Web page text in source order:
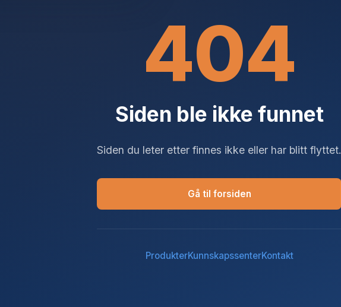
404
Siden ble ikke funnet
Siden du leter etter finnes ikke eller har blitt flyttet.
Gå til forsiden
ProdukterKunnskapssenterKontakt